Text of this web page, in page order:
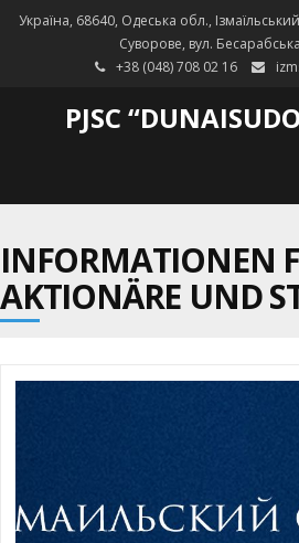
Україна, 68640, Одеська обл.,
Суворове, вул.
+38 (048) 708 02 16
PJSC
INFORMATIONEN
AKTIONÄRE UND